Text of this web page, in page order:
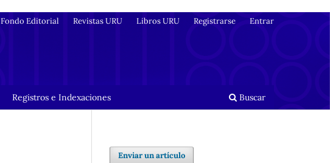
Registros e Indexaciones Buscar
Fondo Editorial Revistas URU Libros URU Registrarse Entrar
Enviar un artículo